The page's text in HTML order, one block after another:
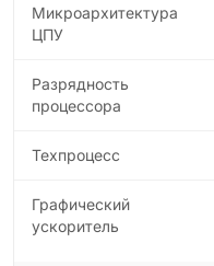
Микроархитектура
ЦПУ
Разрядность
процессора
Техпроцесс
Графический
ускоритель